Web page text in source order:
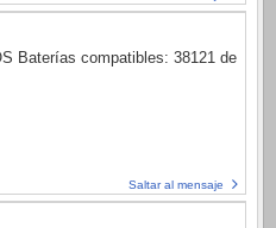
Baterías compatibles: 38121 de
Saltar al mensaje